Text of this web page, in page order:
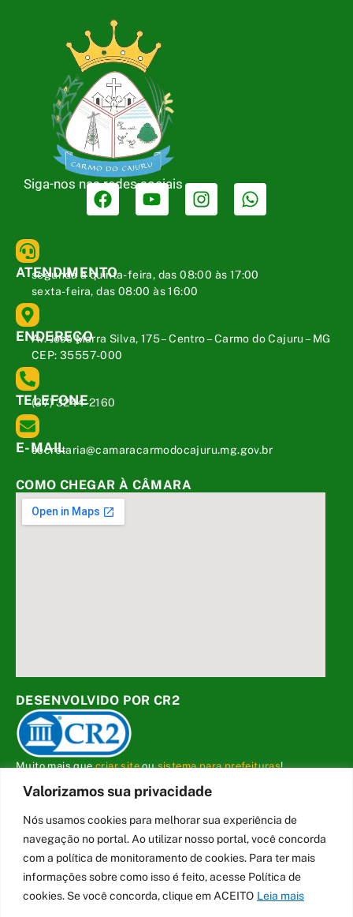
Valorizamos sua privacidade
Nós usamos cookies para melhorar sua experiência de
navegação no portal. Ao utilizar nosso portal, você concorda
com a política de monitoramento de cookies. Para ter mais
informações sobre como isso é feito, acesse Política de
cookies. Se você concorda, clique em ACEITO Leia mais
Siga-nos nas redes sociais
ATENDIMENTO
segunda a quinta-feira, das 08:00 às 17:00
sexta-feira, das 08:00 às 16:00
ENDEREÇO
Av. José Marra Silva, 175 – Centro – Carmo do Cajuru – MG
CEP: 35557-000
TELEFONE
(37) 3244-2160
E-MAIL
secretaria@camaracarmodocajuru.mg.gov.br
COMO CHEGAR À CÂMARA
DESENVOLVIDO POR CR2
Muito mais quecriar siteousistema para prefeituras!
contrato que todas as exigências dasleis de transparência
Conheça oPNTPe oRadar da Transparência Pública